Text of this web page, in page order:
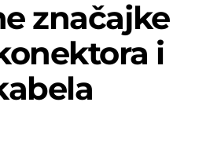
značajke
i